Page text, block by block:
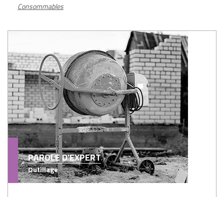
Consommables
PAROLE D'EXPERT
Outillage